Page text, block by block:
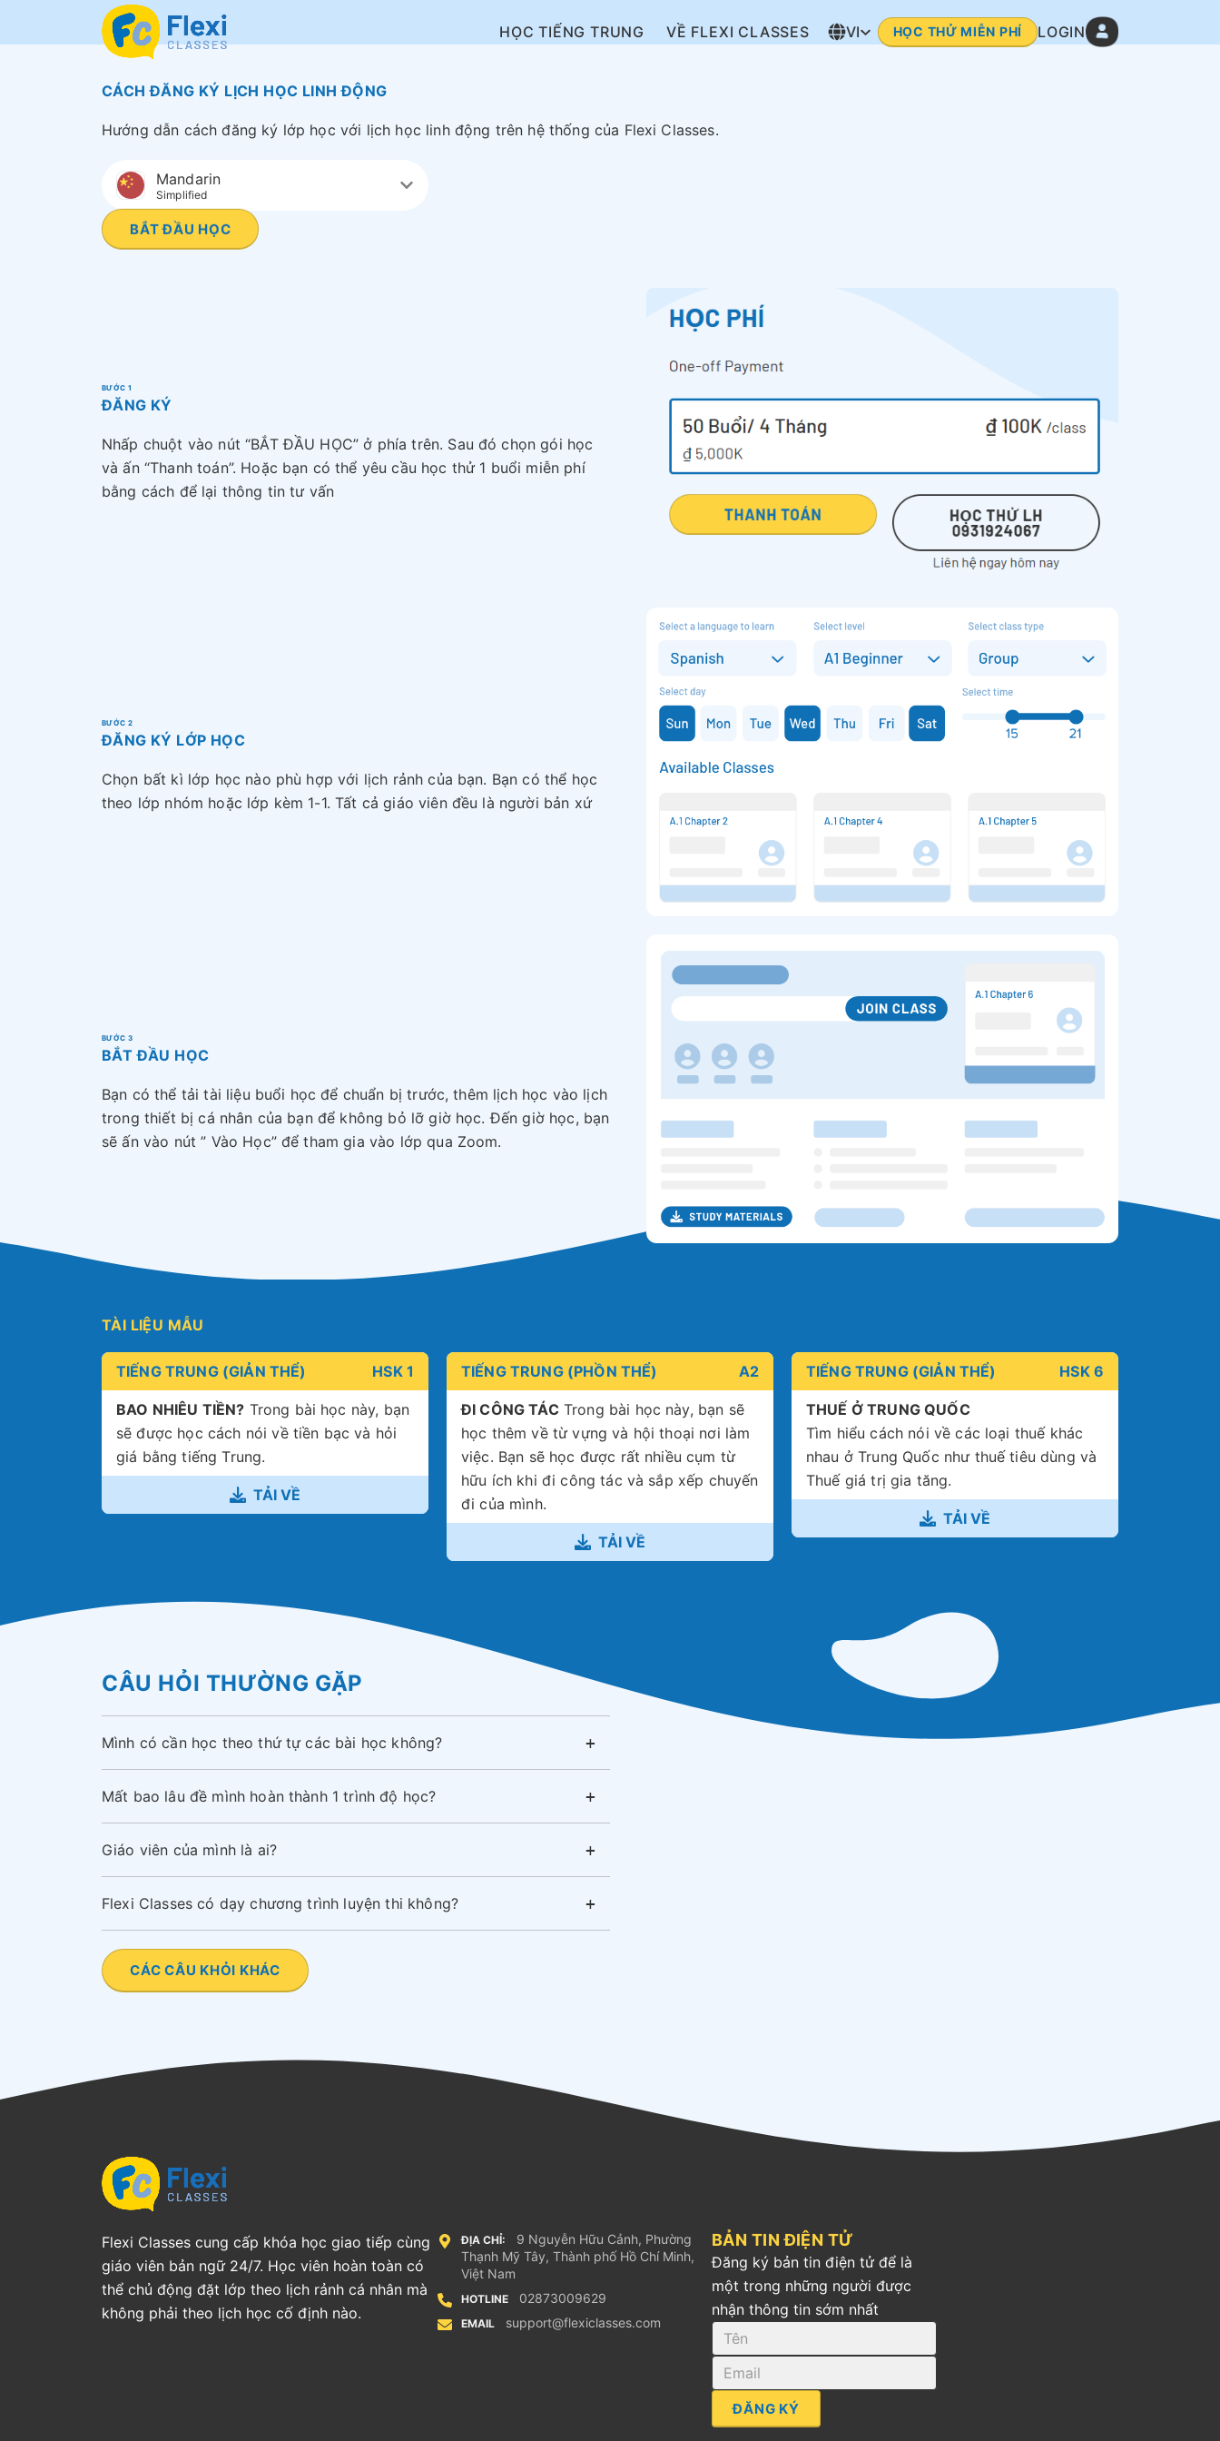
HỌC TIẾNG TRUNG VỀ FLEXI CLASSES VI HỌC THỬ MIỄN PHÍ LOGIN
CÁCH ĐĂNG KÝ LỊCH HỌC LINH ĐỘNG
Hướng dẫn cách đăng ký lớp học với lịch học linh động trên hệ thống của Flexi Classes.
Mandarin
Simplified
BẮT ĐẦU HỌC
BƯỚC 1
ĐĂNG KÝ
Nhấp chuột vào nút “BẮT ĐẦU HỌC” ở phía trên. Sau đó chọn gói học
và ấn “Thanh toán”. Hoặc bạn có thể yêu cầu học thử 1 buổi miễn phí
bằng cách để lại thông tin tư vấn
BƯỚC 2
ĐĂNG KÝ LỚP HỌC
Chọn bất kì lớp học nào phù hợp với lịch rảnh của bạn. Bạn có thể học
theo lớp nhóm hoặc lớp kèm 1-1. Tất cả giáo viên đều là người bản xứ
BƯỚC 3
BẮT ĐẦU HỌC
Bạn có thể tải tài liệu buổi học để chuẩn bị trước, thêm lịch học vào lịch
trong thiết bị cá nhân của bạn để không bỏ lỡ giờ học. Đến giờ học, bạn
sẽ ấn vào nút ” Vào Học” để tham gia vào lớp qua Zoom.
TÀI LIỆU MẪU
TIẾNG TRUNG (GIẢN THỂ) HSK 1
BAO NHIÊU TIỀN? Trong bài học này, bạn
sẽ được học cách nói về tiền bạc và hỏi
giá bằng tiếng Trung.
TẢI VỀ
TIẾNG TRUNG (PHỒN THỂ) A2
ĐI CÔNG TÁC Trong bài học này, bạn sẽ
học thêm về từ vựng và hội thoại nơi làm
việc. Bạn sẽ học được rất nhiều cụm từ
hữu ích khi đi công tác và sắp xếp chuyến
đi của mình.
TẢI VỀ
TIẾNG TRUNG (GIẢN THỂ) HSK 6
THUẾ Ở TRUNG QUỐC
Tìm hiểu cách nói về các loại thuế khác
nhau ở Trung Quốc như thuế tiêu dùng và
Thuế giá trị gia tăng.
TẢI VỀ
CÂU HỎI THƯỜNG GẶP
Mình có cần học theo thứ tự các bài học không?
Mất bao lâu đề mình hoàn thành 1 trình độ học?
Giáo viên của mình là ai?
Flexi Classes có dạy chương trình luyện thi không?
CÁC CÂU KHỎI KHÁC
Flexi Classes cung cấp khóa học giao tiếp cùng
giáo viên bản ngữ 24/7. Học viên hoàn toàn có
thể chủ động đặt lớp theo lịch rảnh cá nhân mà
không phải theo lịch học cố định nào.
ĐỊA CHỈ:
9 Nguyễn Hữu Cảnh, Phường
Thạnh Mỹ Tây, Thành phố Hồ Chí Minh,
Việt Nam
HOTLINE 02873009629
EMAIL support@flexiclasses.com
BẢN TIN ĐIỆN TỬ
Đăng ký bản tin điện tử để là
một trong những người được
nhận thông tin sớm nhất
ĐĂNG KÝ